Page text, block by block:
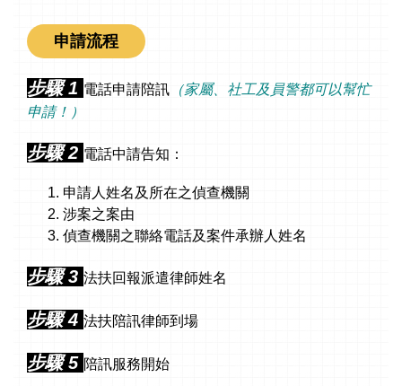
申請流程
步驟 1 電話申請陪訊 （家屬、社工及員警都可以幫忙
申請！）
步驟 2 電話中請告知：
申請人姓名及所在之偵查機關
涉案之案由
偵查機關之聯絡電話及案件承辦人姓名
步驟 3 法扶回報派遣律師姓名
步驟 4 法扶陪訊律師到場
步驟 5 陪訊服務開始